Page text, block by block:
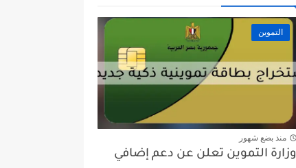
التموين
منذ بضع شهور
وزارة التموين تعلن عن دعم إضافي